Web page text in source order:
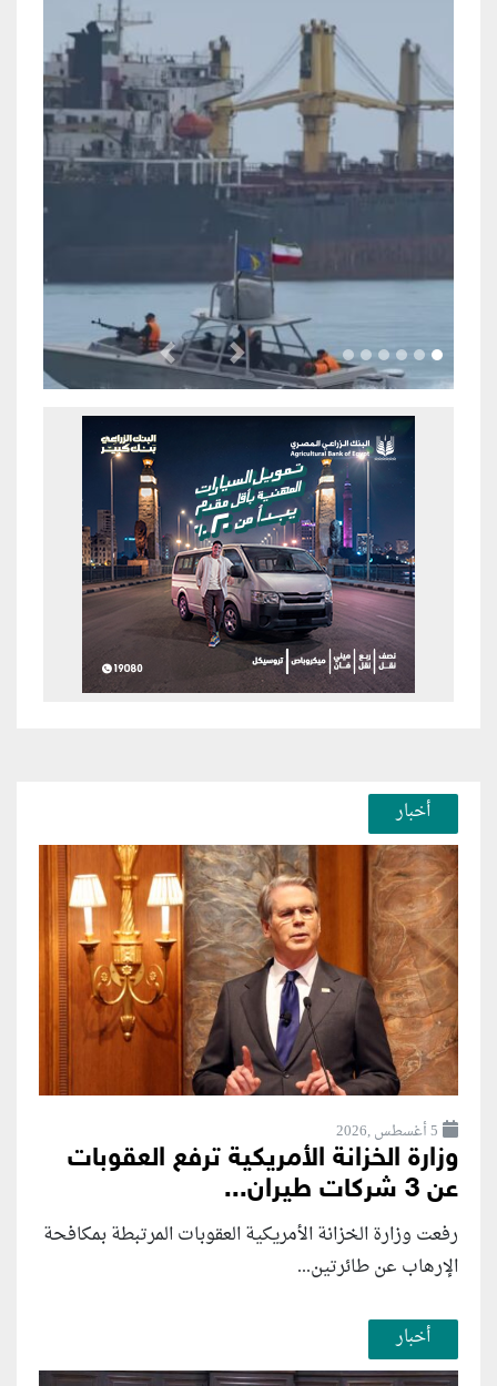
Previous Next
أخبار
5 أغسطس ,2026
وزارة الخزانة الأمريكية ترفع العقوبات
عن 3 شركات طيران...
رفعت وزارة الخزانة الأمريكية العقوبات المرتبطة بمكافحة
الإرهاب عن طائرتين...
أخبار